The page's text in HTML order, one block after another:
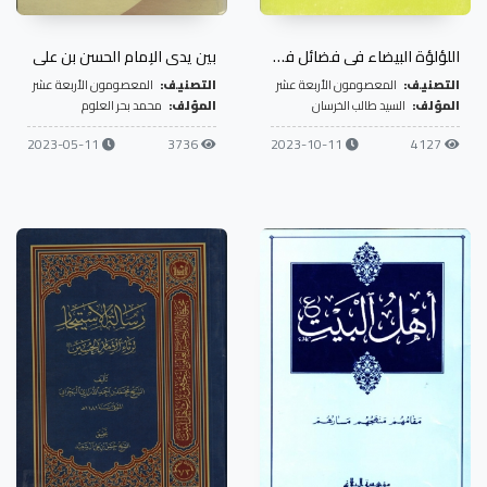
اللؤلؤة البيضاء في فضائل فاطمة الزهراء
التصنيف: المعصومون الأربعة عشر
المؤلف: السيد طالب الخرسان
4127
2023-10-11
بين يدي الإمام الحسن بن علي
التصنيف: المعصومون الأربعة عشر
المؤلف: محمد بحر العلوم
3736
2023-05-11